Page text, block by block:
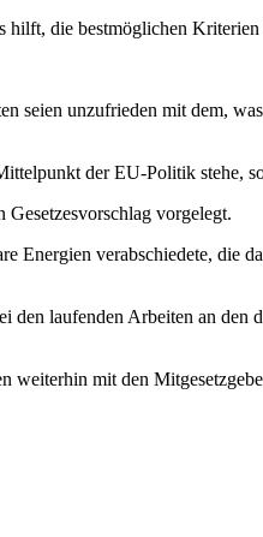
die bestmöglichen
seien unzufrieden mit dem,
der EU-Politik stehe,
Gesetzesvorschlag vorgelegt.
Energien verabschiedete, die
laufenden Arbeiten an den
weiterhin mit den